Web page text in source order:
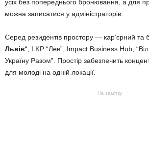
усіх без попереднього бронювання, а для
можна записатися у адміністраторів.
Серед резидентів простору — кар’єрний та
Львів“, LKP “Лев”, Impact Business Hub,
Україну Разом”. Простір забезпечить
для молоді на одній локації.
На замітку